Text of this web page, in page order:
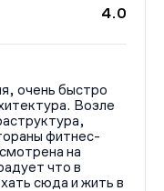
4.0
очень быстро
Возле
фитнес-
на
что в
сюда и жить в